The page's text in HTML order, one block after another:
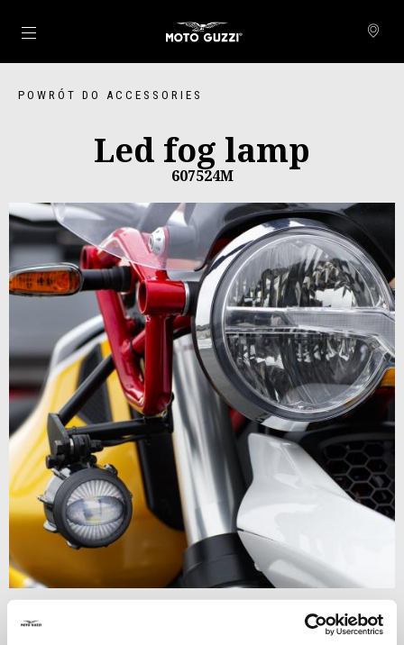
Idź do strony głównej
POWRÓT DO ACCESSORIES
Led fog lamp
607524M
Item
1